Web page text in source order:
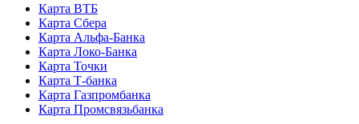
Карта ВТБ
Карта Сбера
Карта Альфа-Банка
Карта Локо-Банка
Карта Точки
Карта Т-банка
Карта Газпромбанка
Карта Промсвязьбанка